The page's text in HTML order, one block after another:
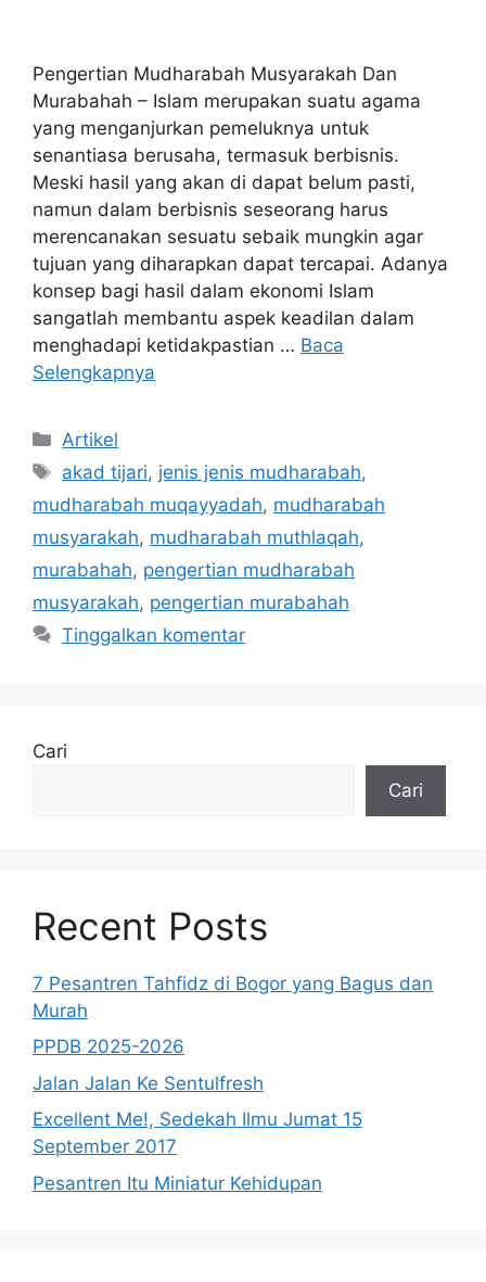
Pengertian Mudharabah Musyarakah Dan
Murabahah – Islam merupakan suatu agama
yang menganjurkan pemeluknya untuk
senantiasa berusaha, termasuk berbisnis.
Meski hasil yang akan di dapat belum pasti,
namun dalam berbisnis seseorang harus
merencanakan sesuatu sebaik mungkin agar
tujuan yang diharapkan dapat tercapai. Adanya
konsep bagi hasil dalam ekonomi Islam
sangatlah membantu aspek keadilan dalam
menghadapi ketidakpastian … Baca
Selengkapnya
Kategori
Artikel
Tag
akad tijari, jenis jenis mudharabah,
mudharabah muqayyadah, mudharabah
musyarakah, mudharabah muthlaqah,
murabahah, pengertian mudharabah
musyarakah, pengertian murabahah
Tinggalkan komentar
Cari
Cari
Recent Posts
7 Pesantren Tahfidz di Bogor yang Bagus dan
Murah
PPDB 2025-2026
Jalan Jalan Ke Sentulfresh
Excellent Me!, Sedekah Ilmu Jumat 15
September 2017
Pesantren Itu Miniatur Kehidupan